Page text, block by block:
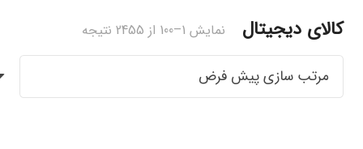
کالای دیجیتال نمایش 1–100 از 2455 نتیجه